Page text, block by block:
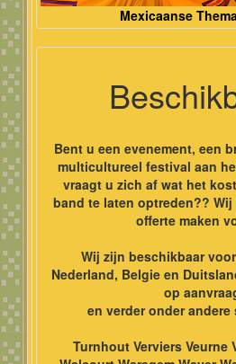
Mexicaanse
Bent u een evenement, een
multicultureel festival aan
vraagt u zich af wat het
band te laten optreden??
offerte maken
Wij zijn beschikbaar
Nederland, Belgie en
op
en verder onder
Turnhout Verviers Veurne